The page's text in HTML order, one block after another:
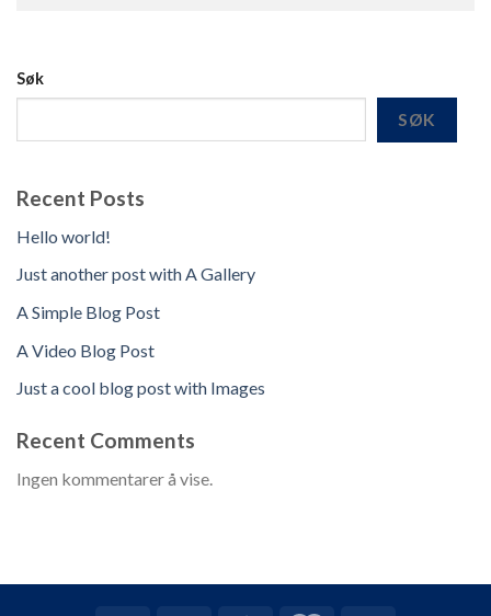
Søk
SØK
Recent Posts
Hello world!
Just another post with A Gallery
A Simple Blog Post
A Video Blog Post
Just a cool blog post with Images
Recent Comments
Ingen kommentarer å vise.